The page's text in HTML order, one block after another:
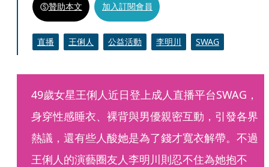
贊助本文 加入訂閱會員
直播 王俐人 公益活動 李明川 SWAG
49歲女星王俐人近日登上成人直播平台SWAG，
身穿性感睡衣、裸背與男優親密互動，引發各界
熱議，還有些人酸她是為了錢才寬衣解帶。不過
王俐人的演藝圈友人李明川則忍不住為她抱不